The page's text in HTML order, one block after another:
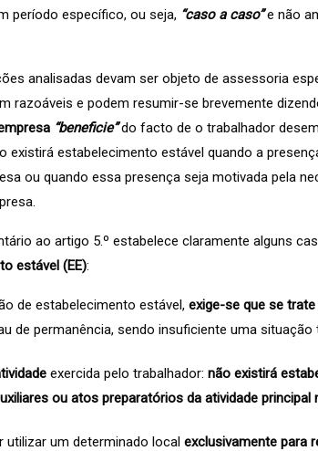
período específico, ou seja, “caso a caso”e não
analisadas devam ser objeto de assessoria
razoáveis e podem resumir-se brevemente
“beneficie”do facto de o trabalhador
existirá estabelecimento estável quando a
ou quando essa presença seja motivada pela
ao artigo 5.º estabelece claramente alguns
estável (EE):
de estabelecimento estável, exige-se que se trate
de permanência, sendo insuficiente uma situação
exercida pelo trabalhador: não existirá
ou atos preparatórios da atividade principal
um determinado local exclusivamente para